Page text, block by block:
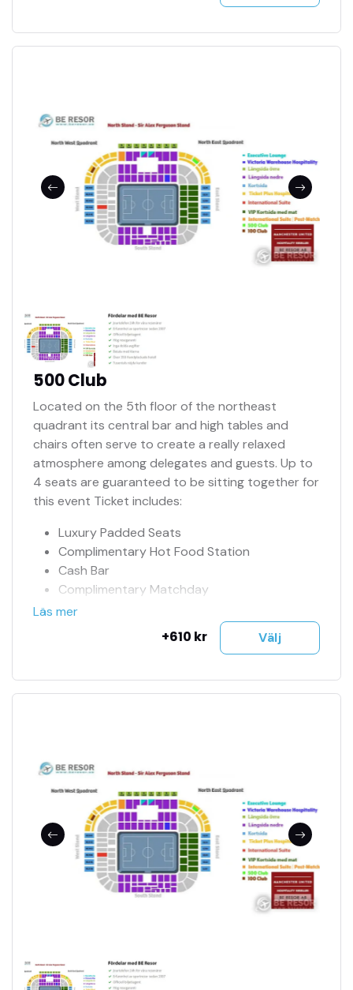
Gratis inträde till museet på en INTE-
mot en extra kostnad på dagen (beroende
på tillgänglighet)
10 % Megastore-rabatt (löses in genom att
visa matchbiljett i kassan i Megastore)
Upp till 10 platser tillsammans
Numrerade sittplatser
Sittplats på hemmasektion
Officiella matchbiljetter
500 Club
Located on the 5th floor of the northeast
quadrant its central bar and high tables and
chairs often serve to create a really relaxed
atmosphere among delegates and guests. Up to
4 seats are guaranteed to be sitting together for
this event Ticket includes:
Luxury Padded Seats
Complimentary Hot Food Station
Cash Bar
Complimentary Matchday
ProgrammeNumrerade sittplatser
Sittplats på hemmasektion
Officiella matchbiljetter
Se fler bilder i bildspel
Läs mer
+610 kr Välj